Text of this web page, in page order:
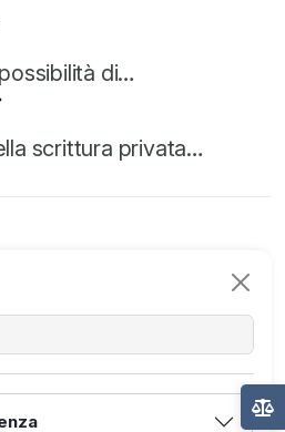
di…
scrittura privata…